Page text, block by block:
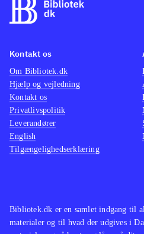
Bibliotek.dk er en samlet indgang til
materialer og til hvad der udgives i
Kontakt os
Om Bibliotek.dk
Hjælp og vejledning
Kontakt os
Privatlivspolitik
Leverandører
English
Tilgængelighedserklæring